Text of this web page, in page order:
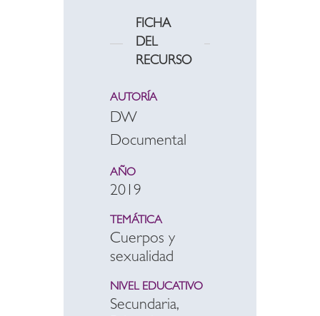
FICHA
DEL
RECURSO
AUTORÍA
DW
Documental
AÑO
2019
TEMÁTICA
Cuerpos y
sexualidad
NIVEL EDUCATIVO
Secundaria,